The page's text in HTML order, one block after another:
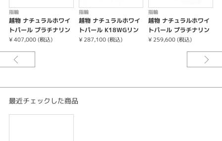
指輪
越物 ナチュラルホワイ
トパール プラチナリン
グ
¥ 407,000 (税込)
指輪
越物 ナチュラルホワイ
トパール K18WGリン
グ
¥ 287,100 (税込)
指輪
越物 ナチュラルホワイ
トパール プラチナリン
グ
¥ 259,600 (税込)
最近チェックした商品